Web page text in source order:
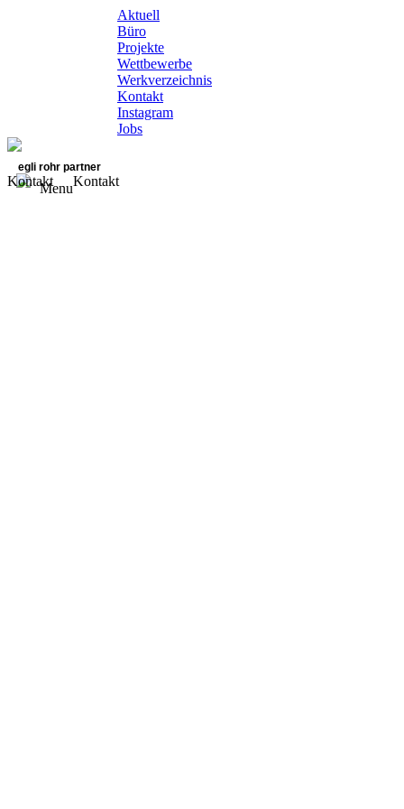
Aktuell
Büro
Projekte
Wettbewerbe
Werkverzeichnis
Kontakt
Instagram
Jobs
egli rohr partner
Menu
Kontakt Kontakt